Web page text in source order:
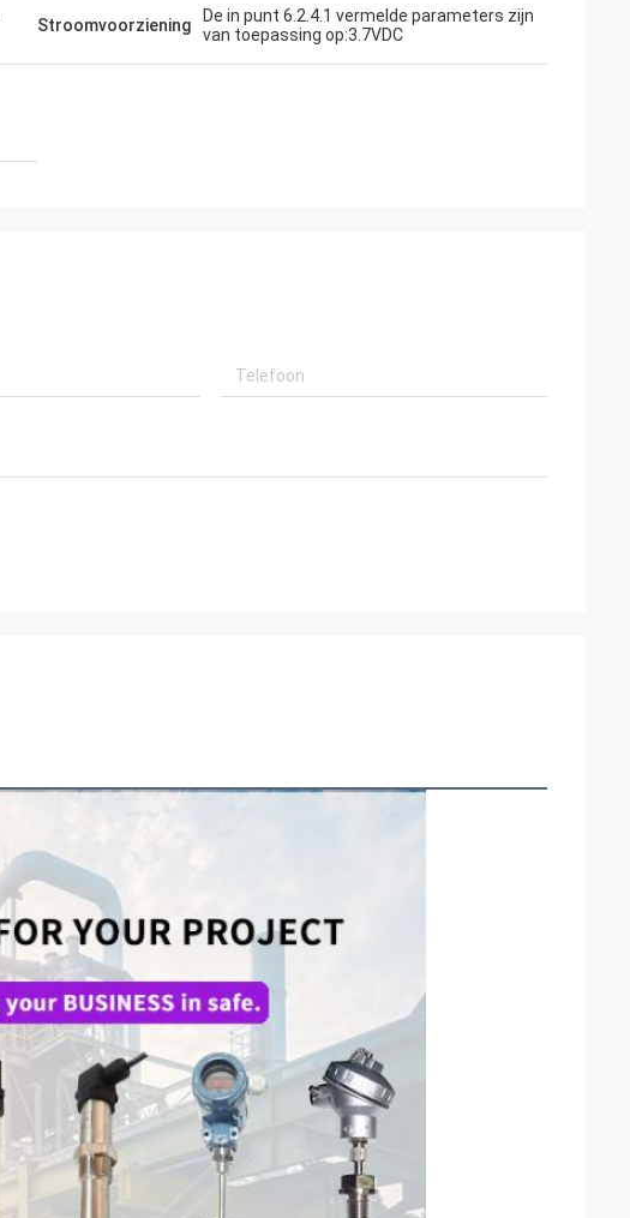
Stroomvoorziening
De in punt 6.2.4.1 vermelde parameters zijn
van toepassing op:3.7VDC